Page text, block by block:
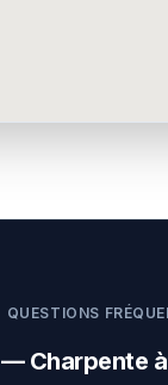
QUESTIONS
— Charpente